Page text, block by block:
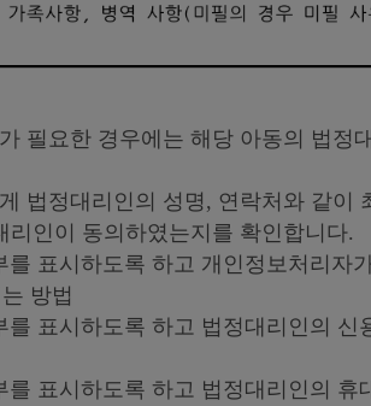
필요한 경우에는 해당 아동의 법정
법정대리인의 성명, 연락처와 같이
인이 동의하였는지를 확인합니다.
표시하도록 하고 개인정보처리자
방법
표시하도록 하고 법정대리인의 신
표시하도록 하고 법정대리인의 휴